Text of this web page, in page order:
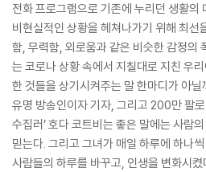
전화 프로그램으로 기존에 누리던 생활의
비현실적인 상황을 헤쳐나가기 위해 최선
함, 무력함, 외로움과 같은 비슷한 감정의
는 코로나 상황 속에서 지칠대로 지친 우
한 것들을 상기시켜주는 말 한마디가 아닐
유명 방송인이자 기자, 그리고 200만 팔
수집러’ 호다 코트비는 좋은 말에는 사람
믿는다. 그리고 그녀가 매일 하루에 하나
사람들의 하루를 바꾸고, 인생을 변화시